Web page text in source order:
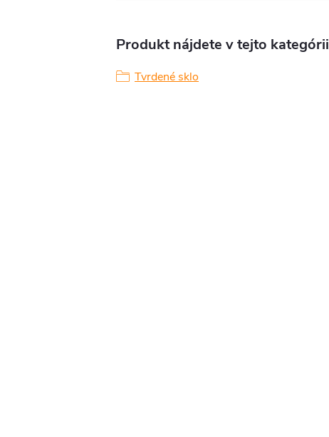
Produkt nájdete v tejto kategórii
Tvrdené sklo